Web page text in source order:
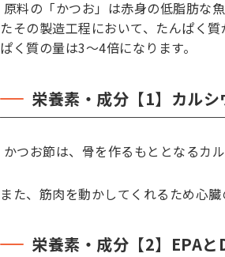
原料の「かつお」は赤身の低脂肪な
たその製造工程において、たんぱく
ぱく質の量は3〜4倍になります。
栄養素・成分【1】カルシ
かつお節は、骨を作るもととなるカ
また、筋肉を動かしてくれるため心
栄養素・成分【2】EPAと